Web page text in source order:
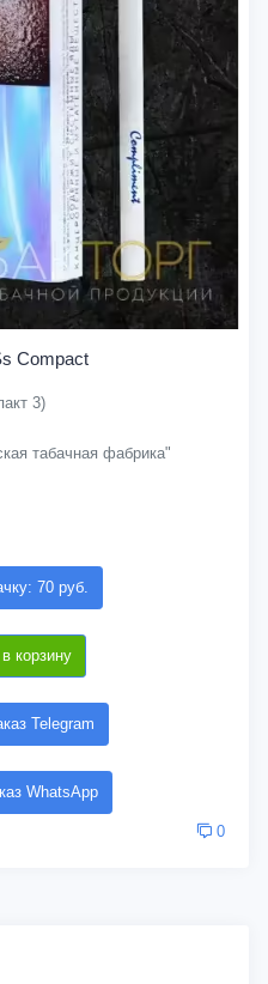
Compact
3)
табачная фабрика"
70 руб.
корзину
Telegram
WhatsApp
0